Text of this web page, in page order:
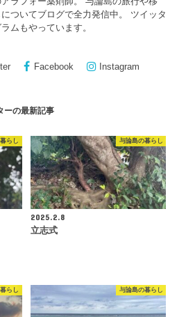
ついてブログで全力発信中。 ツイッタ
ムもやっています。
Facebook Instagram
ーの最新記事
らし 与論島の暮らし
2025.2.8
立志式
らし 与論島の暮らし